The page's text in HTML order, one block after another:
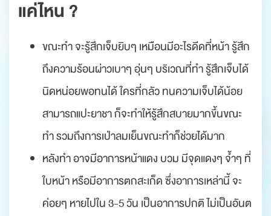
แค่ไหน ?
ขณะทำ จะรู้สึกเจ็บยิบๆ เหมือนมีอะไรดีดที่หน้า รู้สึก
ถึงความร้อนผ่าวเบาๆ อุ่นๆ บริเวณที่ทำ รู้สึกเจ็บได้
นิดหน่อยพอทนได้ ใครที่กลัว ทนความเจ็บได้น้อย
สามารถแปะยาชา ก็จะทำให้รู้สึกสบายมากขึ้นขณะ
ทำ รวมถึงการเป่าลมเย็นขณะทำก็ช่วยได้มาก
หลังทำ อาจมีอาการหน้าแดง บวม มีจุดแดงๆ จ้ำๆ ที่
ใบหน้า หรือมีอาการตกสะเก็ด ซึ่งอาการเหล่านี้ จะ
ค่อยๆ หายไปใน 3-5 วัน เป็นอาการปกติ ไม่เป็นอันต